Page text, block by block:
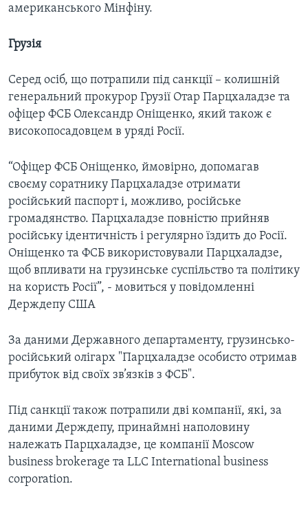
американського Мінфіну.
Грузія
Серед осіб, що потрапили під санкції – колишній
генеральний прокурор Грузії Отар Парцхаладзе та
офіцер ФСБ Олександр Оніщенко, який також є
високопосадовцем в уряді Росії.
“Офіцер ФСБ Оніщенко, ймовірно, допомагав
своєму соратнику Парцхаладзе отримати
російський паспорт і, можливо, російське
громадянство. Парцхаладзе повністю прийняв
російську ідентичність і регулярно їздить до Росії.
Оніщенко та ФСБ використовували Парцхаладзе,
щоб впливати на грузинське суспільство та політику
на користь Росії”, - мовиться у повідомленні
Держдепу США
За даними Державного департаменту, грузинсько-
російський олігарх "Парцхаладзе особисто отримав
прибуток від своїх зв’язків з ФСБ".
Під санкції також потрапили дві компанії, які, за
даними Держдепу, принаймні наполовину
належать Парцхаладзе, це компанії Moscow
business brokerage та LLC International business
corporation.